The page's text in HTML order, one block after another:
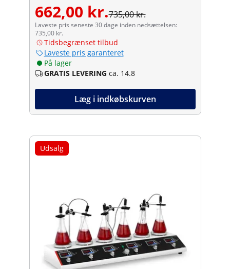
662,00 kr.735,00 kr.
Laveste pris seneste 30 dage inden nedsættelsen:
735,00 kr.
Tidsbegrænset tilbud
Laveste pris garanteret
På lager
GRATIS LEVERING ca. 14.8
Læg i indkøbskurven
Udsalg